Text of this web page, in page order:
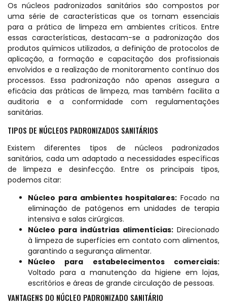
Os núcleos padronizados sanitários são compostos por
uma série de características que os tornam essenciais
para a prática de limpeza em ambientes críticos. Entre
essas características, destacam-se a padronização dos
produtos químicos utilizados, a definição de protocolos de
aplicação, a formação e capacitação dos profissionais
envolvidos e a realização de monitoramento contínuo dos
processos. Essa padronização não apenas assegura a
eficácia das práticas de limpeza, mas também facilita a
auditoria e a conformidade com regulamentações
sanitárias.
TIPOS DE NÚCLEOS PADRONIZADOS SANITÁRIOS
Existem diferentes tipos de núcleos padronizados
sanitários, cada um adaptado a necessidades específicas
de limpeza e desinfecção. Entre os principais tipos,
podemos citar:
Núcleo para ambientes hospitalares: Focado na
eliminação de patógenos em unidades de terapia
intensiva e salas cirúrgicas.
Núcleo para indústrias alimentícias: Direcionado
à limpeza de superfícies em contato com alimentos,
garantindo a segurança alimentar.
Núcleo para estabelecimentos comerciais:
Voltado para a manutenção da higiene em lojas,
escritórios e áreas de grande circulação de pessoas.
VANTAGENS DO NÚCLEO PADRONIZADO SANITÁRIO